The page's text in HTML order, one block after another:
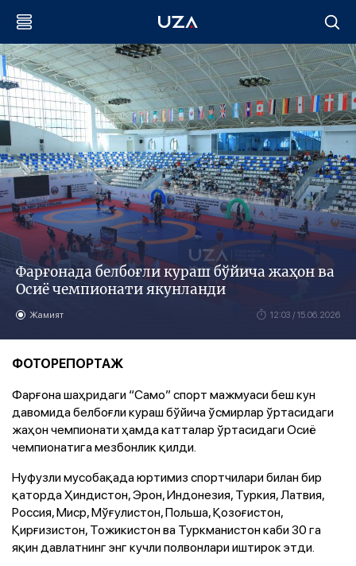
Фарғонада белбоғли кураш бўйича жаҳон ва
Осиё чемпионати якунланди
Жамият 12:03 / 15.06.2026
ФОТОРЕПОРТАЖ
Фарғона шаҳридаги “Само” спорт мажмуаси беш кун
давомида белбоғли кураш бўйича ўсмирлар ўртасидаги
жаҳон чемпионати ҳамда катталар ўртасидаги Осиё
чемпионатига мезбонлик қилди.
Нуфузли мусобақада юртимиз спортчилари билан бир
қаторда Ҳиндистон, Эрон, Индонезия, Туркия, Латвия,
Россия, Миср, Мўғулистон, Польша, Қозоғистон,
Қирғизистон, Тожикистон ва Туркманистон каби 30 га
яқин давлатнинг энг кучли полвонлари иштирок этди.